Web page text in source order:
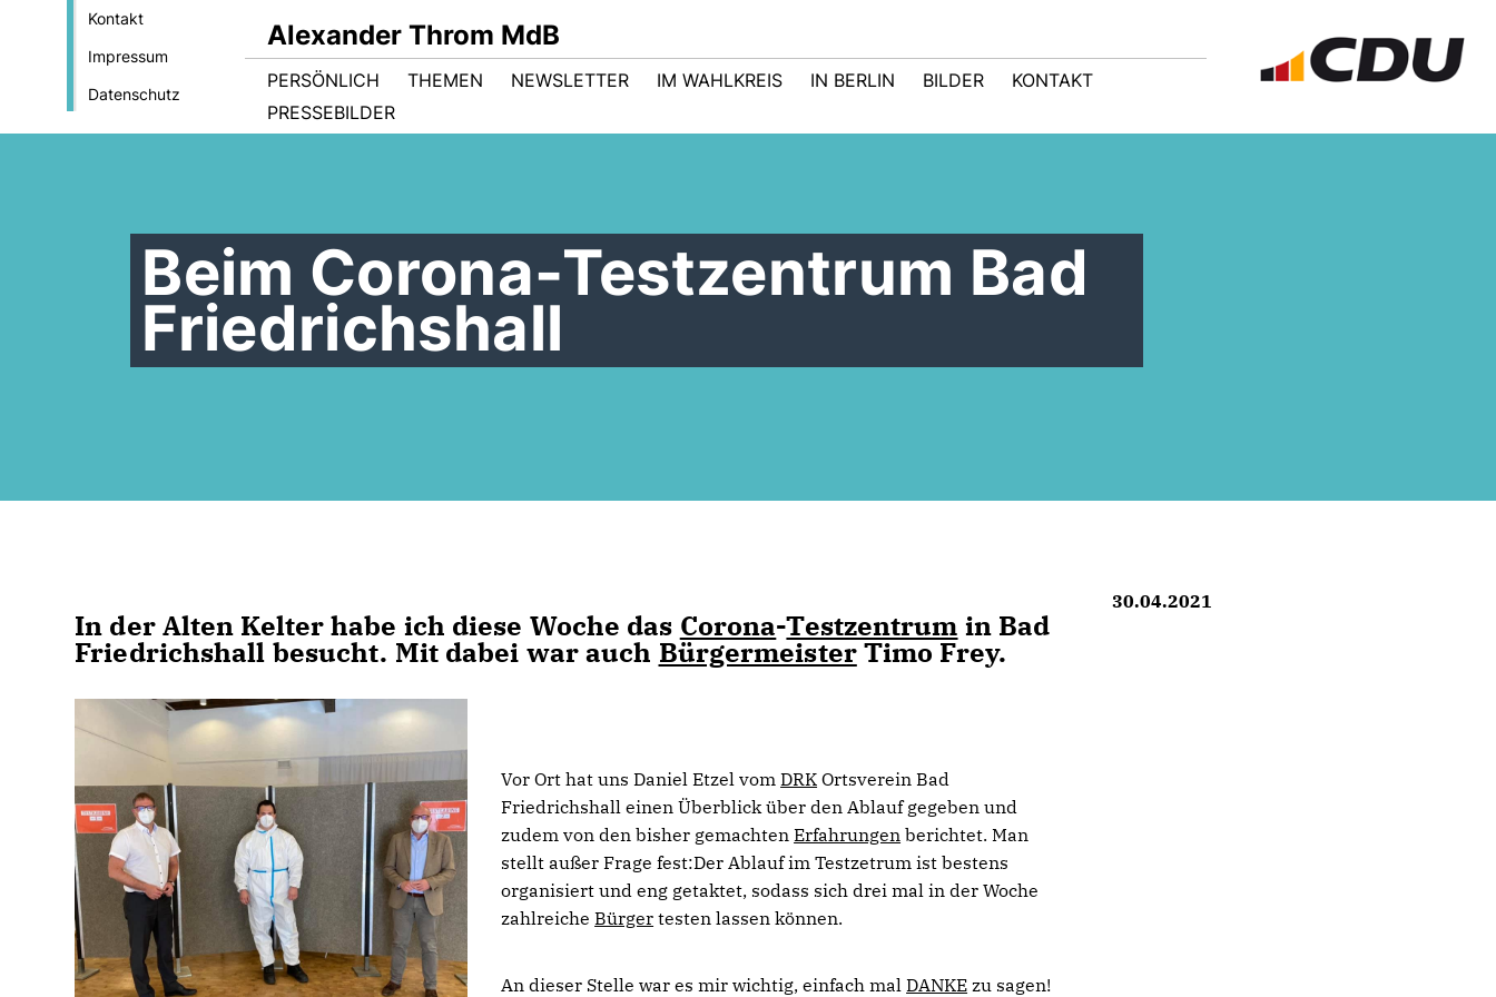
Kontakt
Impressum
Datenschutz
Alexander Throm MdB
PERSÖNLICH THEMEN NEWSLETTER IM WAHLKREIS IN BERLIN BILDER
KONTAKT
PRESSEBILDER
Beim Corona-Testzentrum Bad
Friedrichshall
In der Alten Kelter habe ich diese Woche das Corona-Testzentrum in Bad
Friedrichshall besucht. Mit dabei war auch BürgermeisterTimo Frey.
Vor Ort hat uns Daniel Etzel vomDRK Ortsverein Bad
Friedrichshall einen Überblick über den Ablauf gegeben und
zudem von den bisher gemachtenErfahrungen berichtet. Man
stellt außer Frage fest:Der Ablauf im Testzetrum ist bestens
organisiert und eng getaktet, sodass sich drei mal in der Woche
zahlreicheBürger testen lassen können.
An dieser Stelle war es mir wichtig, einfach malDANKE zu sagen!
30.04.2021